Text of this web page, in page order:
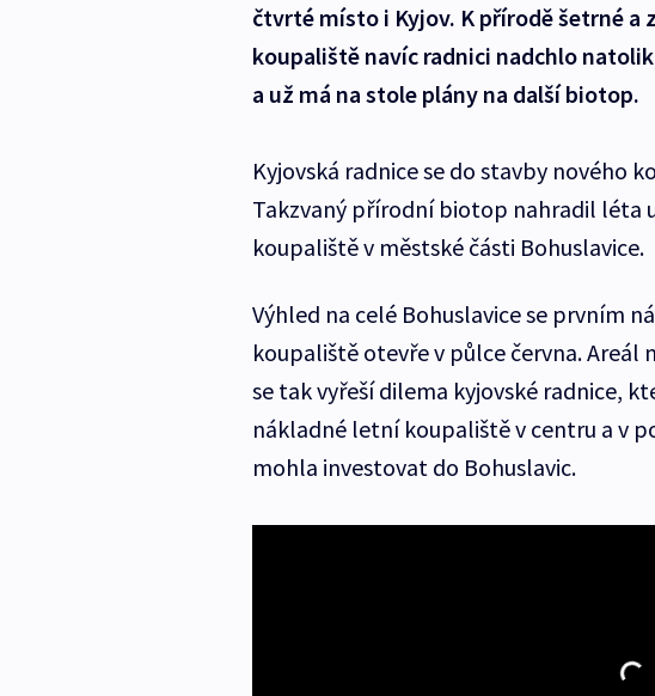
čtvrté místo i Kyjov. K přírodě šetrné a
koupaliště navíc radnici nadchlo
a už má na stole plány na další biotop.
Kyjovská radnice se do stavby nového
Takzvaný přírodní biotop nahradil léta
koupaliště v městské části Bohuslavice.
Výhled na celé Bohuslavice se prvním
koupaliště otevře v půlce června. Areál
se tak vyřeší dilema kyjovské radnice,
nákladné letní koupaliště v centru a v
mohla investovat do Bohuslavic.